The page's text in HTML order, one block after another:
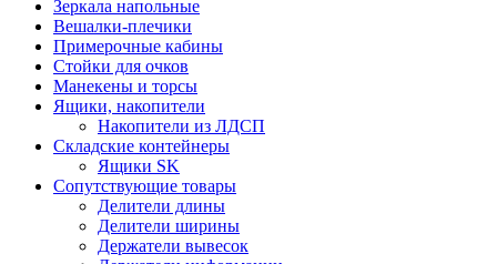
Зеркала напольные
Вешалки-плечики
Примерочные кабины
Стойки для очков
Манекены и торсы
Ящики, накопители
Накопители из ЛДСП
Складские контейнеры
Ящики SK
Сопутствующие товары
Делители длины
Делители ширины
Держатели вывесок